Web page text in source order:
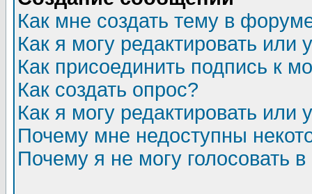
Как мне создать тему в
Как я могу редактировать или
Как присоединить подпись к
Как создать опрос?
Как я могу редактировать или
Почему мне недоступны
Почему я не могу голосовать